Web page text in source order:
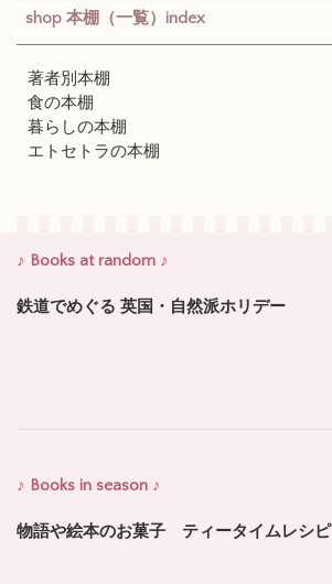
shop 本棚（一覧）index
著者別本棚
食の本棚
暮らしの本棚
エトセトラの本棚
♪ Books at random ♪
鉄道でめぐる 英国・自然派ホリデー
♪ Books in season ♪
物語や絵本のお菓子 ティータイムレシピ